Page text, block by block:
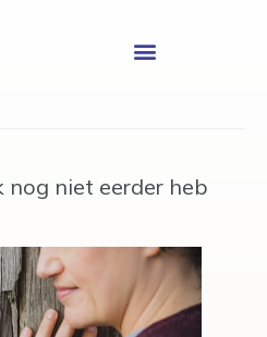
nog niet eerder heb